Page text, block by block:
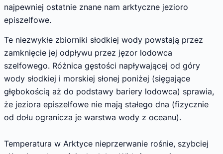
najpewniej ostatnie znane nam arktyczne jezioro
episzelfowe.
Te niezwykłe zbiorniki słodkiej wody powstają przez
zamknięcie jej odpływu przez jęzor lodowca
szelfowego. Różnica gęstości napływającej od góry
wody słodkiej i morskiej słonej poniżej (sięgające
głębokością aż do podstawy bariery lodowca) sprawia,
że jeziora episzelfowe nie mają stałego dna (fizycznie
od dołu ogranicza je warstwa wody z oceanu).
Temperatura w Arktyce nieprzerwanie rośnie, szybciej